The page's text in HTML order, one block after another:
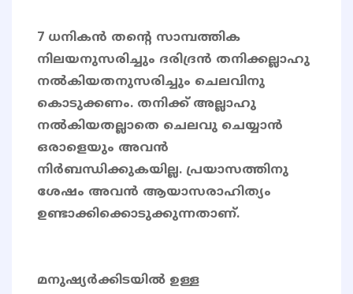
7 ധനികന്‍ തന്റെ സാമ്പത്തിക
നിലയനുസരിച്ചും ദരിദ്രന്‍ തനിക്കല്ലാഹു
നല്‍കിയതനുസരിച്ചും ചെലവിനു
കൊടുക്കണം. തനിക്ക് അല്ലാഹു
നല്‍കിയതല്ലാതെ ചെലവു ചെയ്യാന്‍
ഒരാളെയും അവന്‍
നിര്‍ബന്ധിക്കുകയില്ല. പ്രയാസത്തിനു
ശേഷം അവന്‍ ആയാസരാഹിത്യം
ഉണ്ടാക്കിക്കൊടുക്കുന്നതാണ്.
മനുഷ്യർക്കിടയിൽ ഉള്ള